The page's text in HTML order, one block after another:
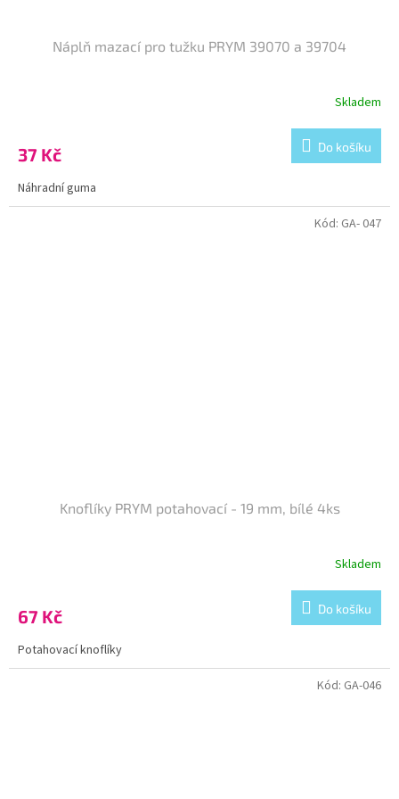
Náplň mazací pro tužku PRYM 39070 a 39704
Skladem
37 Kč Do košíku
Náhradní guma
Knoflíky PRYM potahovací - 19 mm, bílé 4ks
Skladem
67 Kč Do košíku
Potahovací knoflíky
Kód: GA- 047
Kód: GA-046